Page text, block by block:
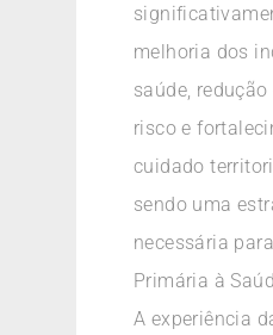
melhoria dos
saúde,
risco e
cuidado
sendo uma
necessária
Primária à
A experiência